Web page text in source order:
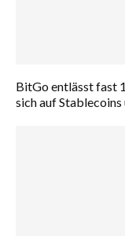
BitGo entlässt fast
sich auf Stablecoins